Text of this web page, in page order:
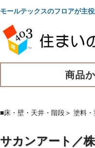
モールテックスのフロアが主
商品
■床・壁・天井・階段＞ 塗料・
サカンアート／